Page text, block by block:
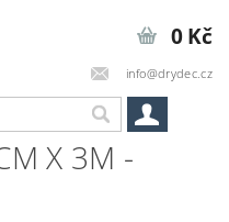
info@drydec.cz
0 Kč
X 3M -